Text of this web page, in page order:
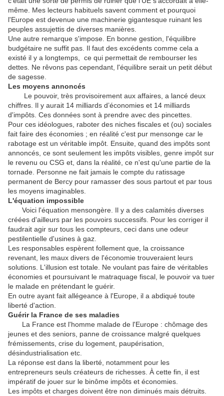
même. Mes lecteurs habituels savent comment et pourquoi
l'Europe est devenue une machinerie gigantesque ruinant les
peuples assujettis de diverses manières.
Une autre remarque s'impose. En bonne gestion, l'équilibre
budgétaire ne suffit pas. Il faut des excédents comme cela a
existé il y a longtemps, ce qui permettait de rembourser les
dettes. Ne rêvons pas cependant, l'équilibre serait un petit début
de sagesse.
Les moyens annoncés
Le pouvoir, très provisoirement aux affaires, a lancé deux
chiffres. Il y aurait 14 milliards d’économies et 14 milliards
d'impôts. Ces données sont à prendre avec des pincettes.
Pour ces idéologues, raboter des niches fiscales et (ou) sociales
fait faire des économies ; en réalité c'est pur mensonge car le
rabotage est un véritable impôt. Ensuite, quand des impôts sont
annoncés, ce sont seulement les impôts visibles, genre impôt sur
le revenu ou CSG et, dans la réalité, ce n'est qu'une partie de la
tornade. Personne ne fait jamais le compte du ratissage
permanent de Bercy pour ramasser des sous partout et par tous
les moyens imaginables.
L'équation impossible
Voici l'équation mensongère. Il y a des calamités diverses
créées d'ailleurs par les pouvoirs successifs. Pour les corriger il
faudrait agir sur tous les compteurs, ceci dans une odeur
pestilentielle d'usines à gaz.
Les responsables espèrent follement que, la croissance
revenant, les maux divers de l'économie trouveraient leurs
solutions. L'illusion est totale. Ne voulant pas faire de véritables
économies et poursuivant le matraquage fiscal, le pouvoir va tuer
le malade en prétendant le guérir.
En outre ayant fait allégeance à l'Europe, il a abdiqué toute
liberté d'action.
Guérir la France de ses maladies
La France est l'homme malade de l'Europe : chômage des
jeunes et des seniors, panne de croissance malgré quelques
frémissements, crise du logement, paupérisation,
désindustrialisation etc.
La réponse est dans la liberté, notamment pour les
entrepreneurs seuls créateurs de richesses. À cette fin, il est
impératif de jouer sur le binôme impôts et économies.
Les impôts et charges doivent être non diminués mais détruits.